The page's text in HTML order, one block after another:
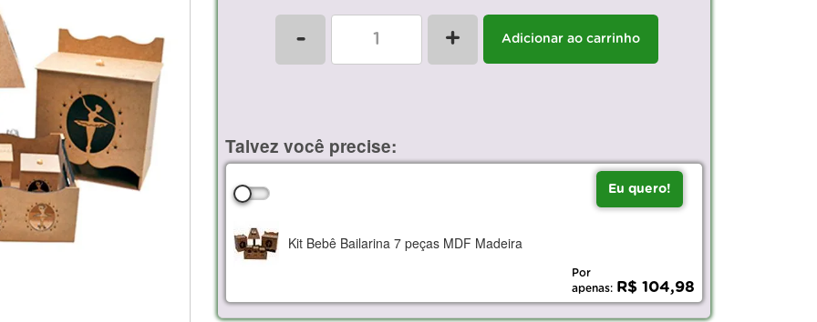
- + Adicionar ao carrinho
Talvez você precise:
Eu quero!
Kit Bebê Bailarina 7 peças MDF Madeira
Por
apenas: R$ 104,98